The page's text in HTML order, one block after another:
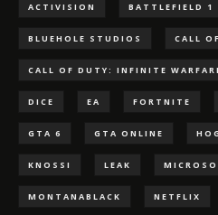
ACTIVISION BATTLEFIELD 1
BLUEHOLE STUDIOS CALL
CALL OF DUTY: INFINITE
DICE EA FORTNITE
GTA 6 GTA ONLINE
KNOSSI LEAK
MONTANABLACK NETFLIX